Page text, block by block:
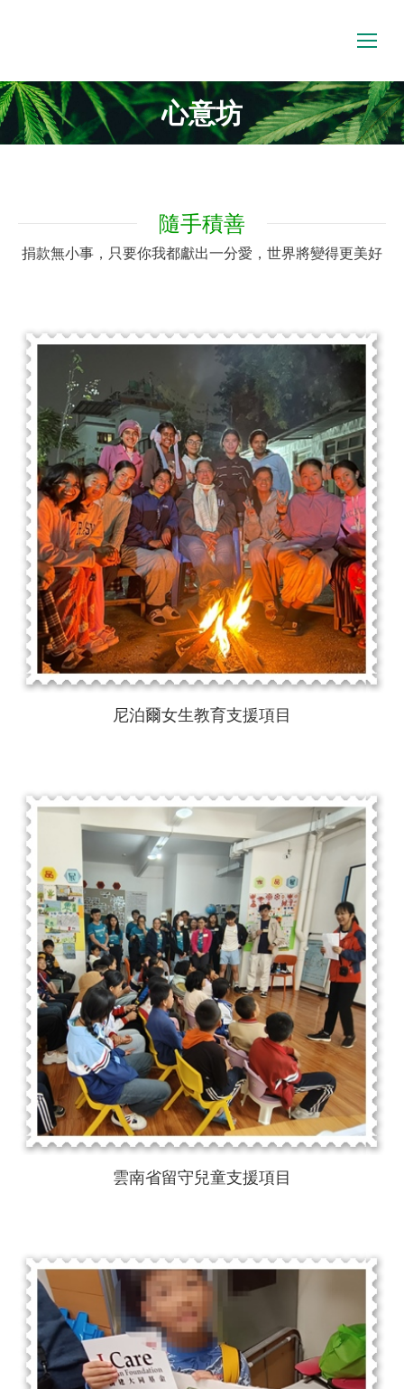
心意坊
隨手積善
捐款無小事，只要你我都獻出一分愛，世界將變得更美好
尼泊爾女生教育支援項目
雲南省留守兒童支援項目